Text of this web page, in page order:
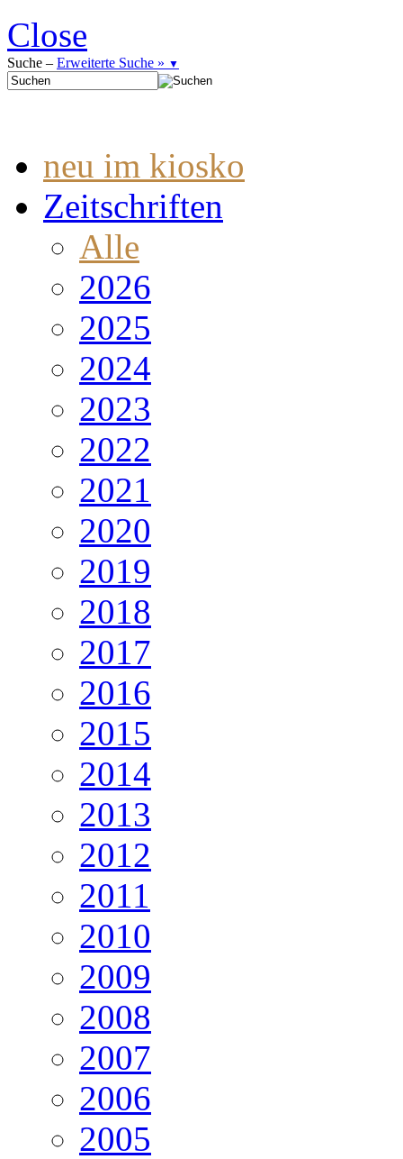
Close
Suche – Erweiterte Suche » ▼
neu im kiosko
Zeitschriften
Alle
2026
2025
2024
2023
2022
2021
2020
2019
2018
2017
2016
2015
2014
2013
2012
2011
2010
2009
2008
2007
2006
2005